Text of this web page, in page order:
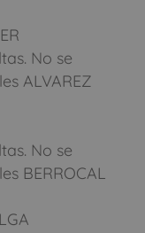
No se
ALVAREZ
No se
BERROCAL